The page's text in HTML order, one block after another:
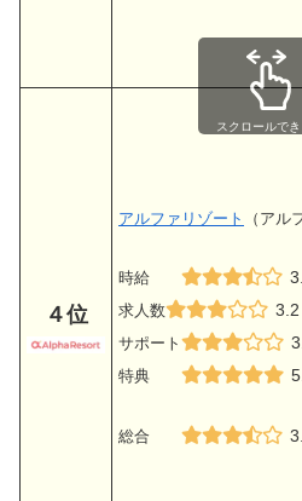
４位
アルファリゾート （アル
時給
求人数 3.2
サポート
特典
総合
スクロールで